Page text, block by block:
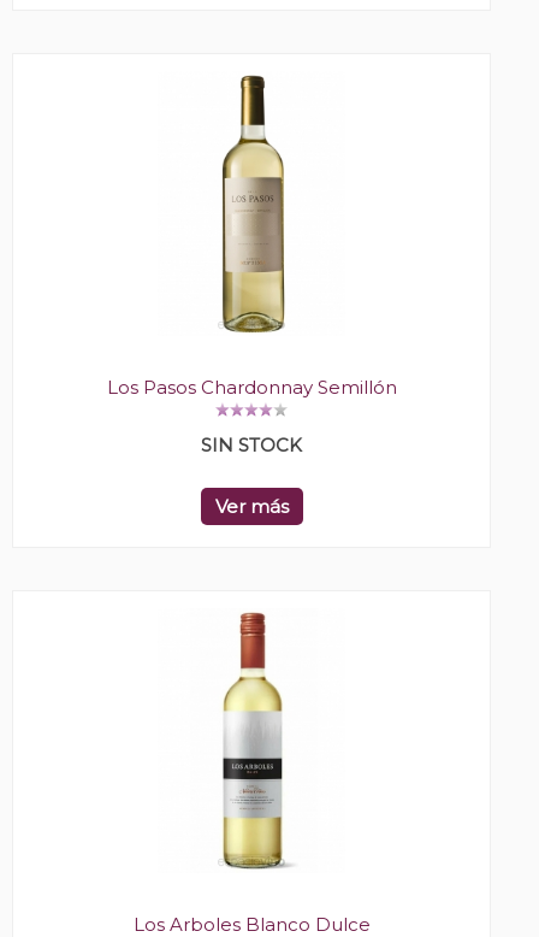
Los Pasos Chardonnay Semillón
SIN STOCK
Ver más
Los Arboles Blanco Dulce